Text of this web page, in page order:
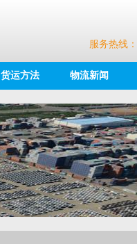
服务热线：
货运方法 物流新闻